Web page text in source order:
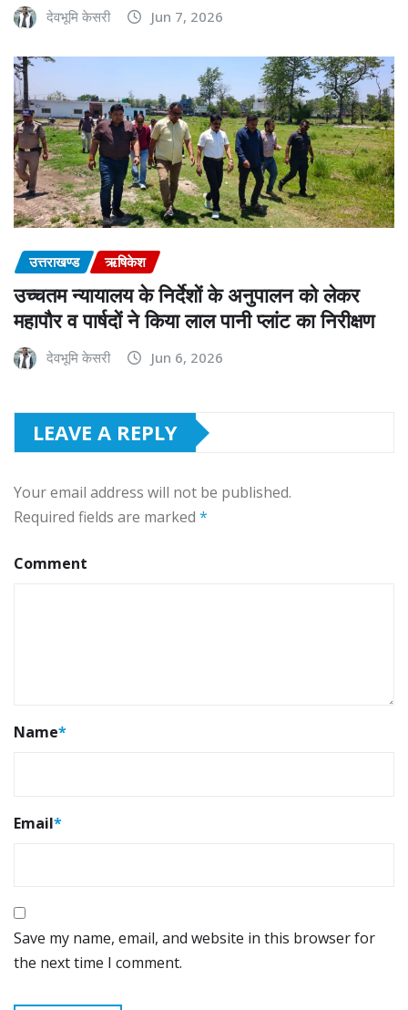
देवभूमि केसरी Jun 7, 2026
उत्तराखण्ड ऋषिकेश
उच्चतम न्यायालय के निर्देशों के अनुपालन को लेकर
महापौर व पार्षदों ने किया लाल पानी प्लांट का निरीक्षण
देवभूमि केसरी Jun 6, 2026
LEAVE A REPLY
Your email address will not be published.
Required fields are marked *
Comment
Name*
Email*
Save my name, email, and website in this browser for
the next time I comment.